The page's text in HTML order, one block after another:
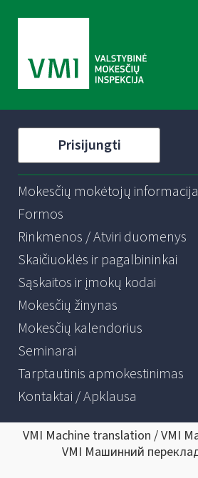
Prisijungti
Mokesčių mokėtojų informacija
Formos
Rinkmenos / Atviri duomenys
Skaičiuoklės ir pagalbininkai
Sąskaitos ir įmokų kodai
Mokesčių žinynas
Mokesčių kalendorius
Seminarai
Tarptautinis apmokestinimas
Kontaktai / Apklausa
VMI Machine translation / VMI
VMI Машинний